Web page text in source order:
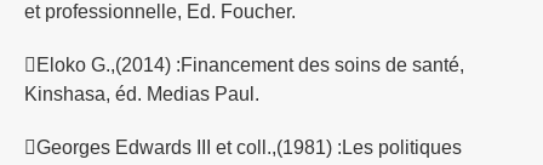
et professionnelle, Ed. Foucher.
Eloko G.,(2014) :Financement des soins de santé,
Kinshasa, éd. Medias Paul.
Georges Edwards III et coll.,(1981) :Les politiques